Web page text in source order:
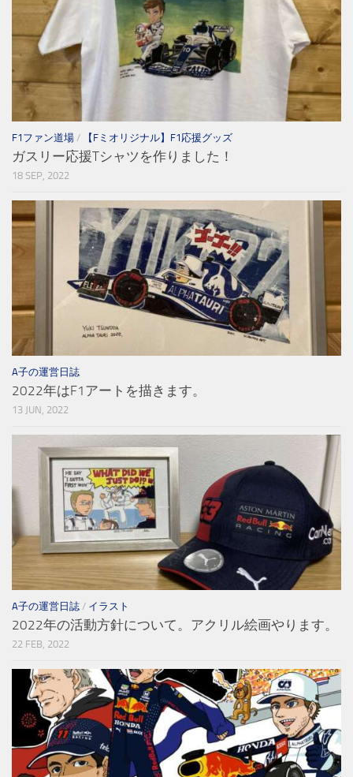
F1ファン道場 / 【Fミオリジナル】F1応援グッズ
ガスリー応援Tシャツを作りました！
18 SEP, 2022
A子の運営日誌
2022年はF1アートを描きます。
13 JUN, 2022
A子の運営日誌 / イラスト
2022年の活動方針について。アクリル絵画やります。
22 FEB, 2022